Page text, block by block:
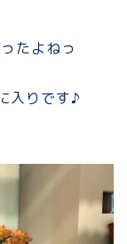
たよねっ
入りです♪